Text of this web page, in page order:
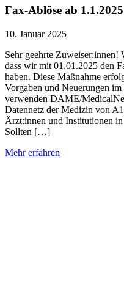
Fax-Ablöse ab 1.1.2025
10. Januar 2025
Sehr geehrte
dass wir mit 01.01.2025 den
haben. Diese Maßnahme
Vorgaben und Neuerungen
verwenden DAME/
Datennetz der Medizin von
Ärzt:innen und Institutionen
Sollten […]
Mehr erfahren